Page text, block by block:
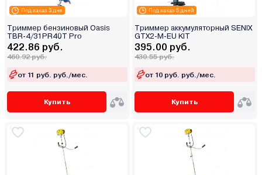
Под заказ 3 дня
Триммер бензиновый Oasis
TBR-4/31PR40T Pro
422.86 руб.
460.92 руб.
от 11 руб. руб./мес.
Купить
Под заказ 5 дней
Триммер аккумуляторный SENIX
GTX2-M-EU KIT
395.00 руб.
430.55 руб.
от 10 руб. руб./мес.
Купить